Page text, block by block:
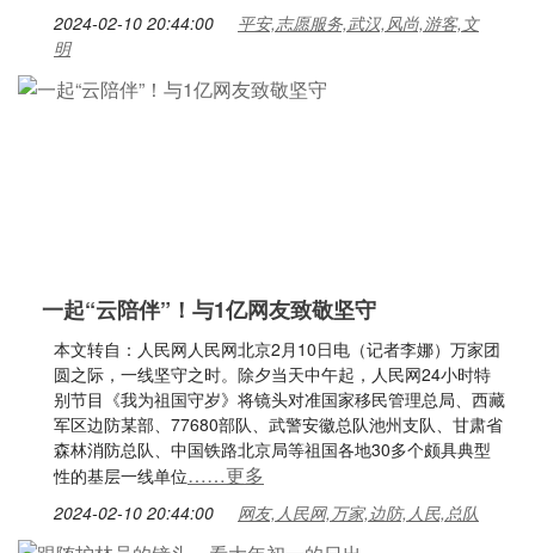
2024-02-10 20:44:00
平安,志愿服务,武汉,风尚,游客,文
明
一起“云陪伴”！与1亿网友致敬坚守
本文转自：人民网人民网北京2月10日电（记者李娜）万家团
圆之际，一线坚守之时。除夕当天中午起，人民网24小时特
别节目《我为祖国守岁》将镜头对准国家移民管理总局、西藏
军区边防某部、77680部队、武警安徽总队池州支队、甘肃省
森林消防总队、中国铁路北京局等祖国各地30多个颇具典型
性的基层一线单位……更多
2024-02-10 20:44:00 网友,人民网,万家,边防,人民,总队